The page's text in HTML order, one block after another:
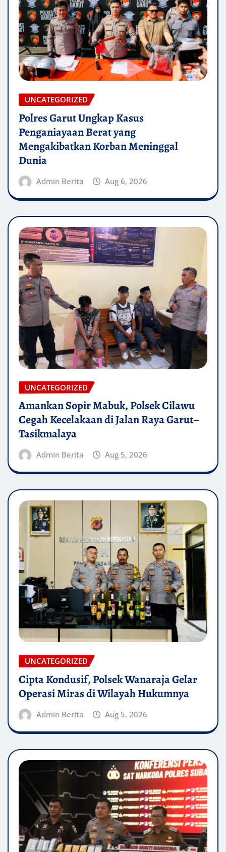
UNCATEGORIZED
Polres Garut Ungkap Kasus
Penganiayaan Berat yang
Mengakibatkan Korban Meninggal
Dunia
Admin Berita Aug 6, 2026
UNCATEGORIZED
Amankan Sopir Mabuk, Polsek Cilawu
Cegah Kecelakaan di Jalan Raya Garut–
Tasikmalaya
Admin Berita Aug 5, 2026
UNCATEGORIZED
Cipta Kondusif, Polsek Wanaraja Gelar
Operasi Miras di Wilayah Hukumnya
Admin Berita Aug 5, 2026